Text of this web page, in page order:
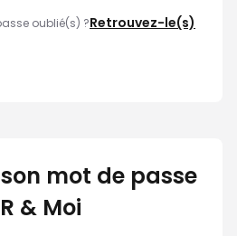
oublié(s) ?Retrouvez-le(s)
mot de passe
& Moi